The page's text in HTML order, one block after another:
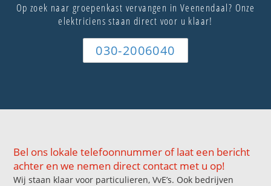
Op zoek naar groepenkast vervangen in Veenendaal? Onze
elektriciens staan direct voor u klaar!
030-2006040
Bel ons lokale telefoonnummer of laat een bericht
achter en we nemen direct contact met u op!
Wij staan klaar voor particulieren, VvE’s. Ook bedrijven